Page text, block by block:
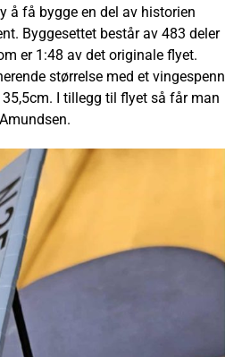
å få bygge en del av historien
Byggesettet består av 483 deler
er 1:48 av det originale flyet.
størrelse med et vingespenn
I tillegg til flyet så får man